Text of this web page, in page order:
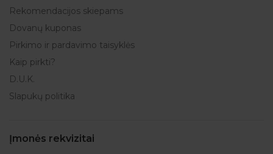
Rekomendacijos skiepams
Dovanų kuponas
Pirkimo ir pardavimo taisyklės
Kaip pirkti?
D.U.K.
Slapukų politika
Įmonės rekvizitai